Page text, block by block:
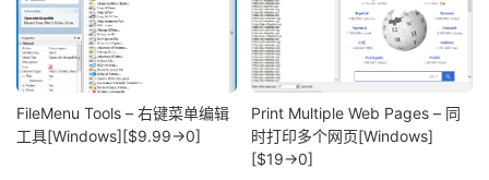
FileMenu Tools – 右键菜单编辑
工具[Windows][$9.99→0]
Print Multiple Web Pages – 同
时打印多个网页[Windows]
[$19→0]